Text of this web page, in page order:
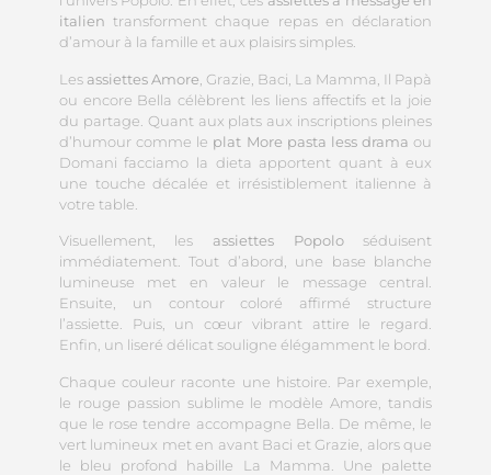
italien transforment chaque repas en déclaration
d’amour à la famille et aux plaisirs simples.
Les assiettes Amore , Grazie, Baci, La Mamma, Il Papà
ou encore Bella célèbrent les liens affectifs et la joie
du partage. Quant aux plats aux inscriptions pleines
d’humour comme le plat More pasta less drama ou
Domani facciamo la dieta apportent quant à eux
une touche décalée et irrésistiblement italienne à
votre table.
Visuellement, les assiettes Popoloséduisent
immédiatement. Tout d’abord, une base blanche
lumineuse met en valeur le message central.
Ensuite, un contour coloré affirmé structure
l’assiette. Puis, un cœur vibrant attire le regard.
Enfin, un liseré délicat souligne élégamment le bord.
Chaque couleur raconte une histoire. Par exemple,
le rouge passion sublime le modèle Amore, tandis
que le rose tendre accompagne Bella. De même, le
vert lumineux met en avant Baci et Grazie, alors que
le bleu profond habille La Mamma. Une palette